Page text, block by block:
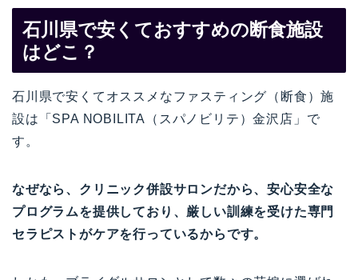
石川県で安くておすすめの断食施設
はどこ？
石川県で安くてオススメなファスティング（断食）施
設は「SPA NOBILITA（スパノビリテ）金沢店」で
す。
なぜなら、クリニック併設サロンだから、安心安全な
プログラムを提供しており、厳しい訓練を受けた専門
セラピストがケアを行っているからです。